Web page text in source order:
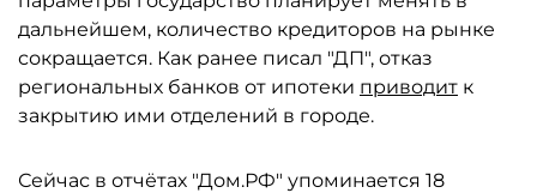
дальнейшем, количество кредиторов на рынке
сокращается. Как ранее писал "ДП", отказ
региональных банков от ипотеки приводит к
закрытию ими отделений в городе.
Сейчас в отчётах "Дом.РФ" упоминается 18